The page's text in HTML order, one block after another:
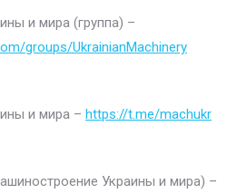
и мира (группа) –
groups/UkrainianMachinery
и мира – https://t.me/machukr
Украины и мира) –